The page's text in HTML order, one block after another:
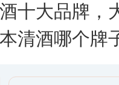
十大品牌，
清酒哪个牌